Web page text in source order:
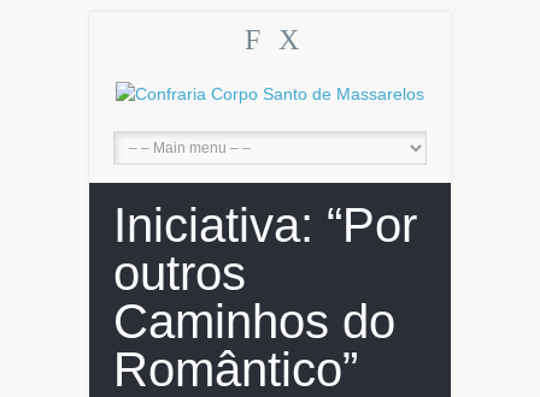
F X
Iniciativa: “Por
outros
Caminhos do
Romântico”